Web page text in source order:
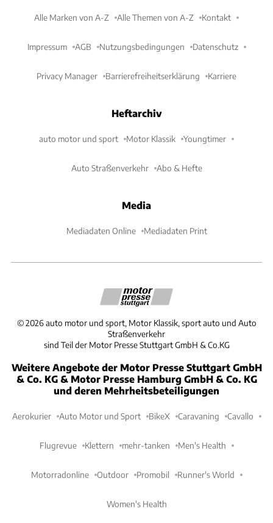
Alle Marken von A-Z Alle Themen von A-Z Kontakt
Impressum AGB Nutzungsbedingungen Datenschutz
Privacy Manager Barrierefreiheitserklärung Karriere
Heftarchiv
auto motor und sport Motor Klassik Youngtimer
Auto Straßenverkehr Abo & Hefte
Media
Mediadaten Online Mediadaten Print
©2026 auto motor und sport, Motor Klassik, sport auto und Auto
Straßenverkehr
sind Teil der Motor Presse Stuttgart GmbH & Co.KG
Weitere Angebote der Motor Presse Stuttgart GmbH
& Co. KG & Motor Presse Hamburg GmbH & Co. KG
und deren Mehrheitsbeteiligungen
Aerokurier Auto Motor und Sport BikeX Caravaning Cavallo
Flugrevue Klettern mehr-tanken Men's Health
Motorradonline Outdoor Promobil Runner's World
Women's Health